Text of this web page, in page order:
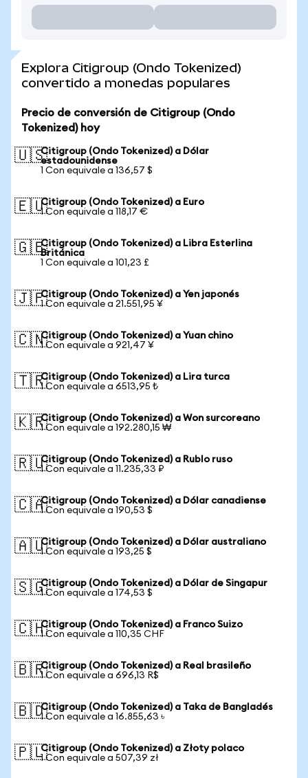
Explora Citigroup (Ondo Tokenized)
convertido a monedas populares
Precio de conversión de Citigroup (Ondo
Tokenized) hoy
🇺🇸Citigroup (Ondo Tokenized) a Dólar
estadounidense
1 Con equivale a 136,57 $
🇪🇺Citigroup (Ondo Tokenized) a Euro
1 Con equivale a 118,17 €
🇬🇧Citigroup (Ondo Tokenized) a Libra Esterlina
Británica
1 Con equivale a 101,23 £
🇯🇵Citigroup (Ondo Tokenized) a Yen japonés
1 Con equivale a 21.551,95 ¥
🇨🇳Citigroup (Ondo Tokenized) a Yuan chino
1 Con equivale a 921,47 ¥
🇹🇷Citigroup (Ondo Tokenized) a Lira turca
1 Con equivale a 6513,95 ₺
🇰🇷Citigroup (Ondo Tokenized) a Won surcoreano
1 Con equivale a 192.280,15 ₩
🇷🇺Citigroup (Ondo Tokenized) a Rublo ruso
1 Con equivale a 11.235,33 ₽
🇨🇦Citigroup (Ondo Tokenized) a Dólar canadiense
1 Con equivale a 190,53 $
🇦🇺Citigroup (Ondo Tokenized) a Dólar australiano
1 Con equivale a 193,25 $
🇸🇬Citigroup (Ondo Tokenized) a Dólar de Singapur
1 Con equivale a 174,53 $
🇨🇭Citigroup (Ondo Tokenized) a Franco Suizo
1 Con equivale a 110,35 CHF
🇧🇷Citigroup (Ondo Tokenized) a Real brasileño
1 Con equivale a 696,13 R$
🇧🇩Citigroup (Ondo Tokenized) a Taka de Bangladés
1 Con equivale a 16.855,63 ৳
🇵🇱Citigroup (Ondo Tokenized) a Złoty polaco
1 Con equivale a 507,39 zł